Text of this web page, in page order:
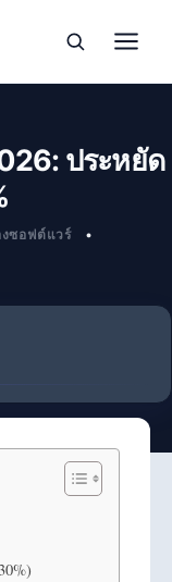
ประหยัด
ซอฟต์แวร์
•